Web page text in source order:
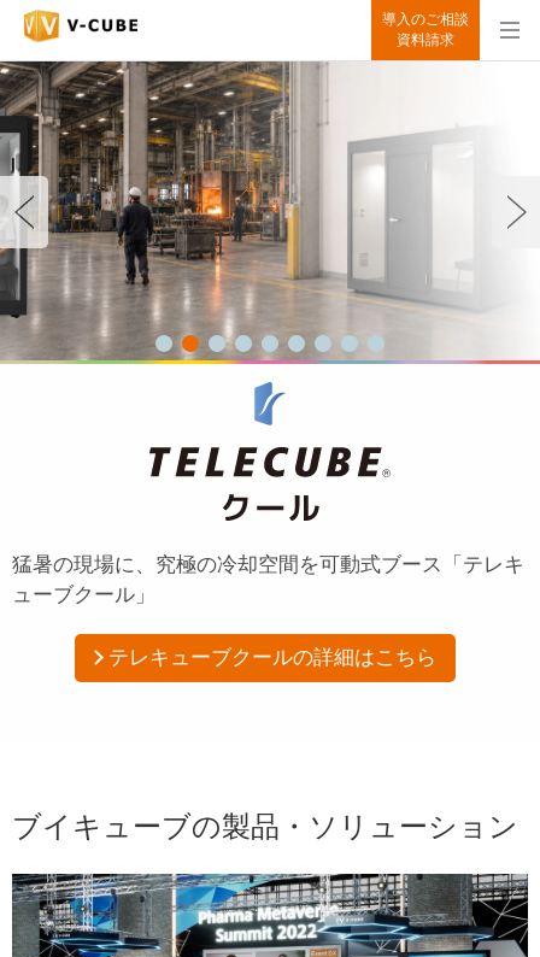
導入のご相談
資料請求
猛暑の現場に、究極の冷却空間を可動式ブース「テレキ
ューブクール」
テレキューブクールの詳細はこちら
ブイキューブの製品・ソリューション